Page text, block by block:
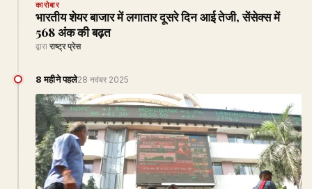
कारोबार
भारतीय शेयर बाजार में लगातार दूसरे दिन आई तेजी, सेंसेक्स में
568 अंक की बढ़त
द्वारा राष्ट्र प्रेस
8 महीने पहले28 नवंबर 2025